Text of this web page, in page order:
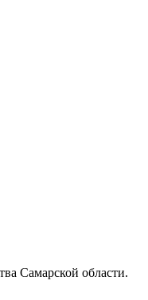
Самарской области.